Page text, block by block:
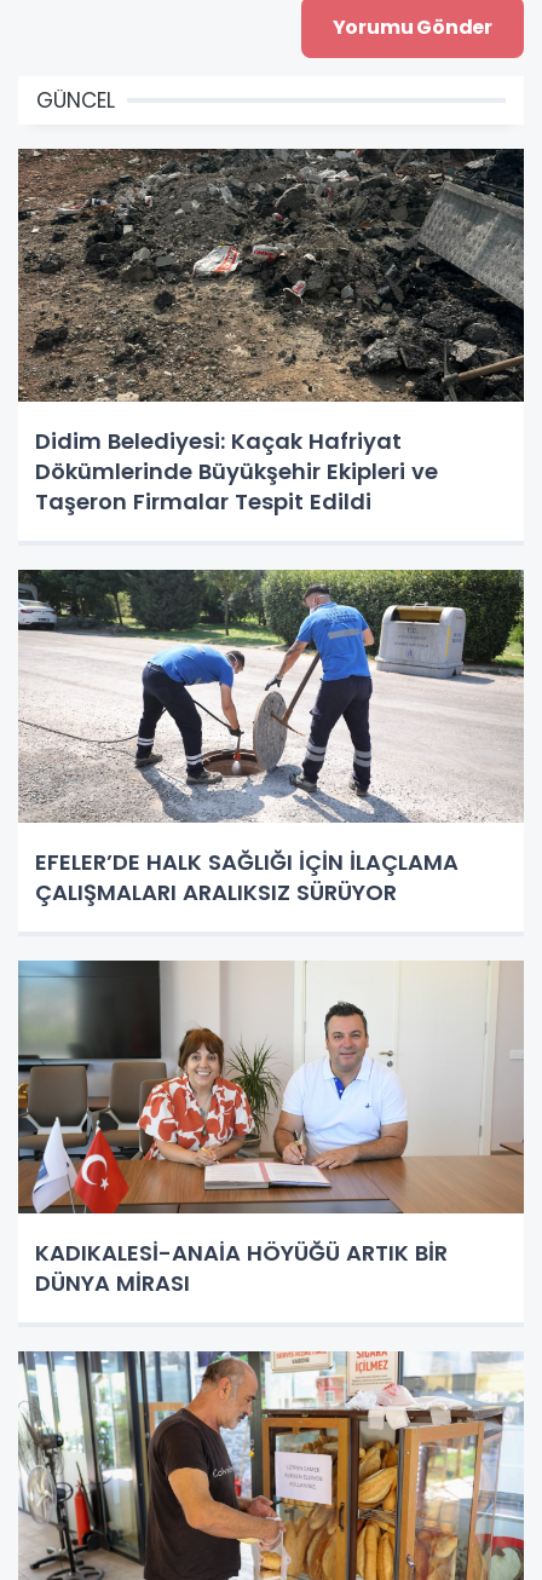
GÜNCEL
Didim Belediyesi: Kaçak Hafriyat
Dökümlerinde Büyükşehir Ekipleri ve
Taşeron Firmalar Tespit Edildi
EFELER’DE HALK SAĞLIĞI İÇİN İLAÇLAMA
ÇALIŞMALARI ARALIKSIZ SÜRÜYOR
KADIKALESİ-ANAİA HÖYÜĞÜ ARTIK BİR
DÜNYA MİRASI